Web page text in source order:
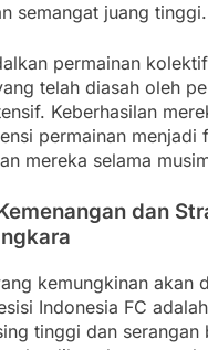
semangat juang tinggi.
permainan
telah diasah oleh
Keberhasilan
permainan menjadi
mereka selama
dan
kemungkinan akan
Indonesia FC adalah
tinggi dan serangan